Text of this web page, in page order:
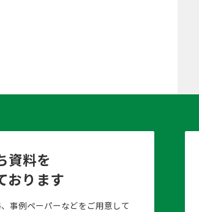
資料を
おります
事例ペーパーなどをご用意して